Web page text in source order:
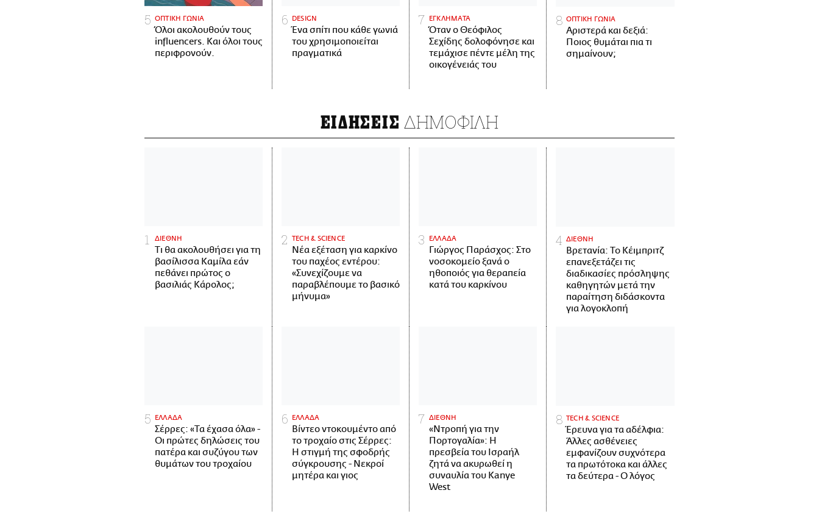
ΟΠΤΙΚΗ ΓΩΝΙΑ
Όλοι ακολουθούν τους
influencers. Και όλοι τους
περιφρονούν.
DESIGN
Ένα σπίτι που κάθε γωνιά
του χρησιμοποιείται
πραγματικά
ΕΓΚΛΗΜΑΤΑ
Όταν ο Θεόφιλος
Σεχίδης δολοφόνησε και
τεμάχισε πέντε μέλη της
οικογένειάς του
ΟΠΤΙΚΗ ΓΩΝΙΑ
Αριστερά και δεξιά:
Ποιος θυμάται πια τι
σημαίνουν;
ΕΙΔΗΣΕΙΣ ΔΗΜΟΦΙΛΗ
ΔΙΕΘΝΗ
Τι θα ακολουθήσει για τη
βασίλισσα Καμίλα εάν
πεθάνει πρώτος ο
βασιλιάς Κάρολος;
ΤECH & SCIENCE
Νέα εξέταση για καρκίνο
του παχέος εντέρου:
«Συνεχίζουμε να
παραβλέπουμε το βασικό
μήνυμα»
ΕΛΛΑΔΑ
Γιώργος Παράσχος: Στο
νοσοκομείο ξανά ο
ηθοποιός για θεραπεία
κατά του καρκίνου
ΔΙΕΘΝΗ
Βρετανία: Το Κέιμπριτζ
επανεξετάζει τις
διαδικασίες πρόσληψης
καθηγητών μετά την
παραίτηση διδάσκοντα
για λογοκλοπή
ΕΛΛΑΔΑ
Σέρρες: «Τα έχασα όλα» -
Οι πρώτες δηλώσεις του
πατέρα και συζύγου των
θυμάτων του τροχαίου
ΕΛΛΑΔΑ
Βίντεο ντοκουμέντο από
το τροχαίο στις Σέρρες:
Η στιγμή της σφοδρής
σύγκρουσης - Νεκροί
μητέρα και γιος
ΔΙΕΘΝΗ
«Ντροπή για την
Πορτογαλία»: Η
πρεσβεία του Ισραήλ
ζητά να ακυρωθεί η
συναυλία του Kanye
West
ΤECH & SCIENCE
Έρευνα για τα αδέλφια:
Άλλες ασθένειες
εμφανίζουν συχνότερα
τα πρωτότοκα και άλλες
τα δεύτερα - Ο λόγος